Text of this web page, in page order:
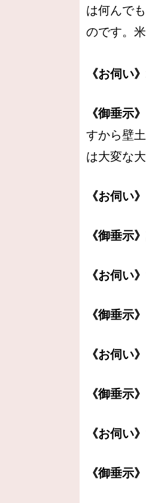
は何んで
のです。
《お伺い》
《御垂示》
すから壁
は大変な
《お伺い》
《御垂示》
《お伺い》
《御垂示》
《お伺い》
《御垂示》
《お伺い》
《御垂示》